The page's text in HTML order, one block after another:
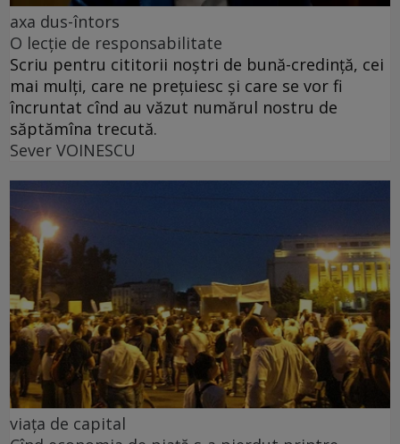
axa dus-întors
O lecție de responsabilitate
Scriu pentru cititorii noștri de bună-credință, cei
mai mulți, care ne prețuiesc și care se vor fi
încruntat cînd au văzut numărul nostru de
săptămîna trecută.
Sever VOINESCU
viața de capital